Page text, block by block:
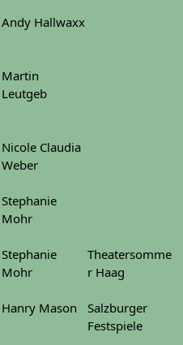
Andy Hallwaxx
Martin
Leutgeb
Nicole Claudia
Weber
Stephanie
Mohr
Stephanie
Mohr
Theatersomme
r Haag
Hanry Mason
Salzburger
Festspiele